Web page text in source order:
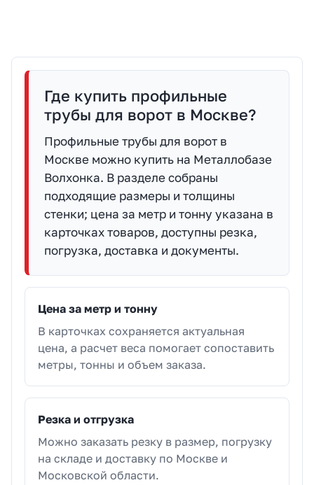
Где купить профильные
трубы для ворот в Москве?
Профильные трубы для ворот в
Москве можно купить на Металлобазе
Волхонка. В разделе собраны
подходящие размеры и толщины
стенки; цена за метр и тонну указана в
карточках товаров, доступны резка,
погрузка, доставка и документы.
Цена за метр и тонну
В карточках сохраняется актуальная
цена, а расчет веса помогает сопоставить
метры, тонны и объем заказа.
Резка и отгрузка
Можно заказать резку в размер, погрузку
на складе и доставку по Москве и
Московской области.